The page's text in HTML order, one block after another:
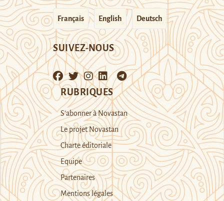
Français English Deutsch
SUIVEZ-NOUS
RUBRIQUES
S’abonner à Novastan
Le projet Novastan
Charte éditoriale
Equipe
Partenaires
Mentions légales